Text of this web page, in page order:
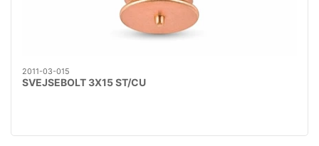
2011-03-015
SVEJSEBOLT 3X15 ST/CU